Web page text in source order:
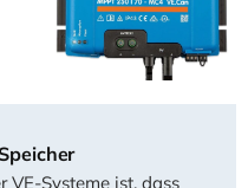
VE-Systeme ist, dass